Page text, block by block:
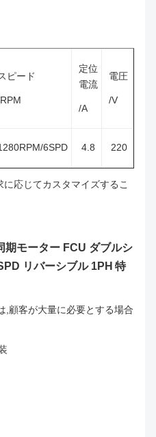
ピード
定位
電流
/A
電圧
/V
6SPD 4.8 220
応じてカスタマイズするこ
期モーター FCU ダブルシ
リバーシブル 1PH 特
,顧客が大量に必要とする場合